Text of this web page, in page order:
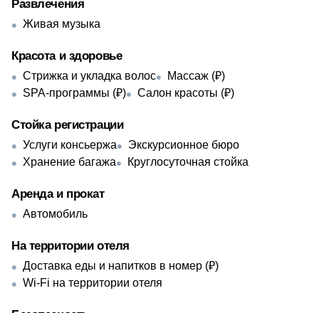
Развлечения
Живая музыка
Красота и здоровье
Стрижка и укладка волос
Массаж (₽)
SPA-программы (₽)
Салон красоты (₽)
Стойка регистрации
Услуги консьержа
Экскурсионное бюро
Хранение багажа
Круглосуточная стойка
Аренда и прокат
Автомобиль
На территории отеля
Доставка еды и напитков в номер (₽)
Wi-Fi на территории отеля